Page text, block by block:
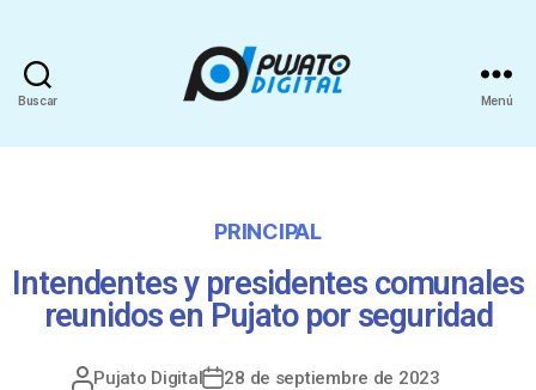
Buscar Menú
PRINCIPAL
Intendentes y presidentes comunales
reunidos en Pujato por seguridad
Pujato Digital 28 de septiembre de 2023